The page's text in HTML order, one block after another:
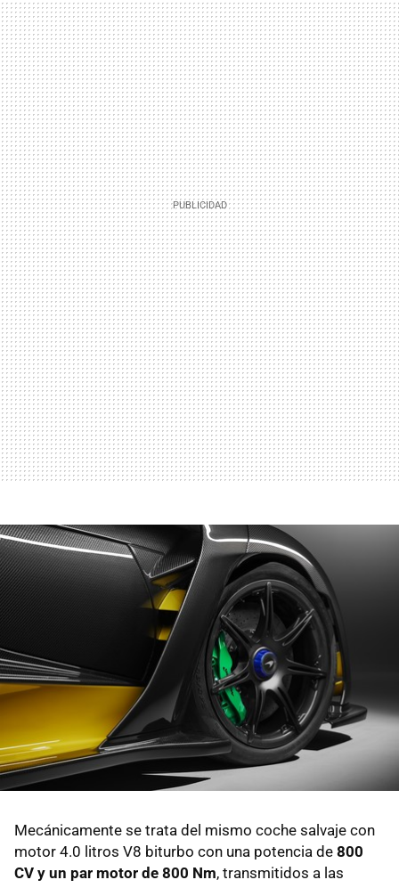
Mecánicamente se trata del mismo coche salvaje con
motor 4.0 litros V8 biturbo con una potencia de 800
CV y un par motor de 800 Nm, transmitidos a las